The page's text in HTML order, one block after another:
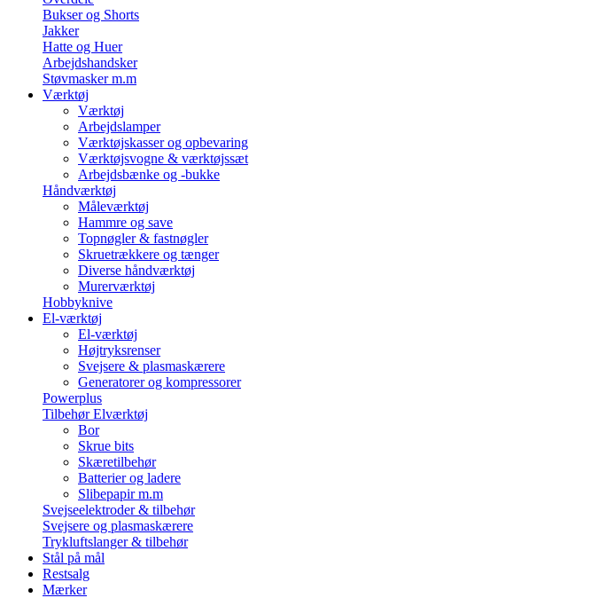
Bukser og Shorts
Jakker
Hatte og Huer
Arbejdshandsker
Støvmasker m.m
Værktøj
Værktøj
Arbejdslamper
Værktøjskasser og opbevaring
Værktøjsvogne & værktøjssæt
Arbejdsbænke og -bukke
Håndværktøj
Måleværktøj
Hammre og save
Topnøgler & fastnøgler
Skruetrækkere og tænger
Diverse håndværktøj
Murerværktøj
Hobbyknive
El-værktøj
El-værktøj
Højtryksrenser
Svejsere & plasmaskærere
Generatorer og kompressorer
Powerplus
Tilbehør Elværktøj
Bor
Skrue bits
Skæretilbehør
Batterier og ladere
Slibepapir m.m
Svejseelektroder & tilbehør
Svejsere og plasmaskærere
Trykluftslanger & tilbehør
Stål på mål
Restsalg
Mærker